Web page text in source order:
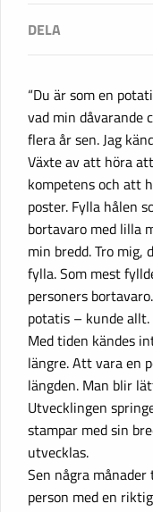
“Du är som en
vad min dåvarande
flera år sen. Jag
Växte av att höra
kompetens och att
poster. Fylla hålen
bortavaro med lilla
min bredd. Tro
fylla. Som mest
personers
potatis – kunde allt.
Med tiden kändes
längre. Att vara en
längden. Man blir
Utvecklingen
stampar med sin
utvecklas.
Sen några
person med en